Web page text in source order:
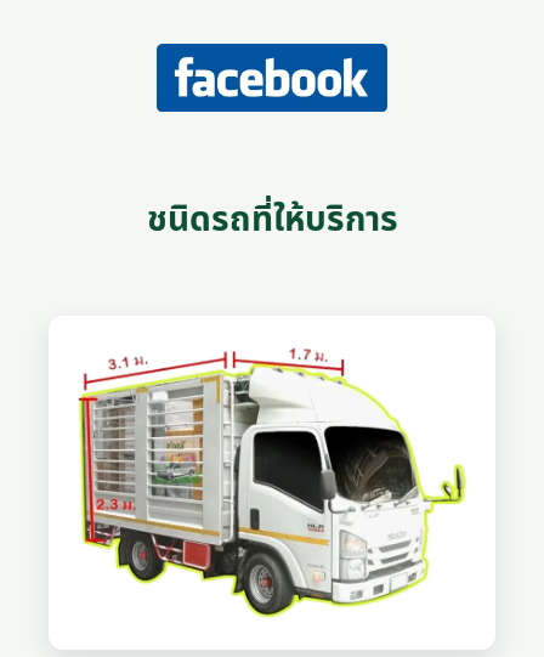
ชนิดรถที่ให้บริการ